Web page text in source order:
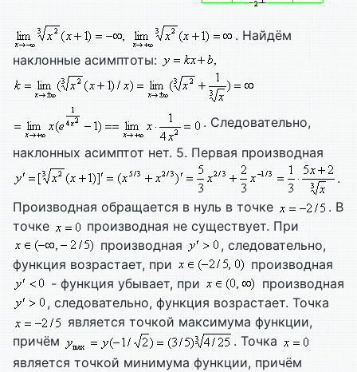
. Найдём
наклонные асимптоты:
. Следовательно,
наклонных асимптот нет. 5. Первая производная
.
Производная обращается в нуль в точке
. В
точке
производная не существует. При
производная
, следовательно,
функция возрастает, при
производная
- функция убывает, при
производная
, следовательно, функция возрастает. Точка
является точкой максимума функции,
причём
. Точка
является точкой минимума функции, причём